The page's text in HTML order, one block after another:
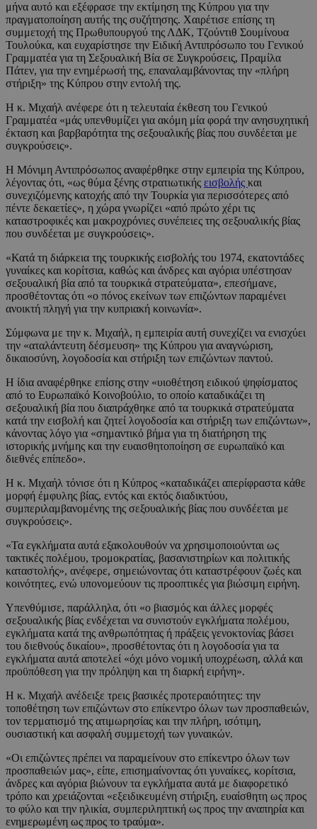
μήνα αυτό και εξέφρασε την εκτίμηση της Κύπρου για την
πραγματοποίηση αυτής της συζήτησης. Χαιρέτισε επίσης τη
συμμετοχή της Πρωθυπουργού της ΛΔΚ, Τζούντιθ Σουμίνουα
Τουλούκα, και ευχαρίστησε την Ειδική Αντιπρόσωπο του Γενικού
Γραμματέα για τη Σεξουαλική Βία σε Συγκρούσεις, Πραμίλα
Πάτεν, για την ενημέρωσή της, επαναλαμβάνοντας την «πλήρη
στήριξη» της Κύπρου στην εντολή της.
Η κ. Μιχαήλ ανέφερε ότι η τελευταία έκθεση του Γενικού
Γραμματέα «μάς υπενθυμίζει για ακόμη μία φορά την ανησυχητική
έκταση και βαρβαρότητα της σεξουαλικής βίας που συνδέεται με
συγκρούσεις».
Η Μόνιμη Αντιπρόσωπος αναφέρθηκε στην εμπειρία της Κύπρου,
λέγοντας ότι, «ως θύμα ξένης στρατιωτικής εισβολής και
συνεχιζόμενης κατοχής από την Τουρκία για περισσότερες από
πέντε δεκαετίες», η χώρα γνωρίζει «από πρώτο χέρι τις
καταστροφικές και μακροχρόνιες συνέπειες της σεξουαλικής βίας
που συνδέεται με συγκρούσεις».
«Κατά τη διάρκεια της τουρκικής εισβολής του 1974, εκατοντάδες
γυναίκες και κορίτσια, καθώς και άνδρες και αγόρια υπέστησαν
σεξουαλική βία από τα τουρκικά στρατεύματα», επεσήμανε,
προσθέτοντας ότι «ο πόνος εκείνων των επιζώντων παραμένει
ανοικτή πληγή για την κυπριακή κοινωνία».
Σύμφωνα με την κ. Μιχαήλ, η εμπειρία αυτή συνεχίζει να ενισχύει
την «αταλάντευτη δέσμευση» της Κύπρου για αναγνώριση,
δικαιοσύνη, λογοδοσία και στήριξη των επιζώντων παντού.
Η ίδια αναφέρθηκε επίσης στην «υιοθέτηση ειδικού ψηφίσματος
από το Ευρωπαϊκό Κοινοβούλιο, το οποίο καταδικάζει τη
σεξουαλική βία που διαπράχθηκε από τα τουρκικά στρατεύματα
κατά την εισβολή και ζητεί λογοδοσία και στήριξη των επιζώντων»,
κάνοντας λόγο για «σημαντικό βήμα για τη διατήρηση της
ιστορικής μνήμης και την ευαισθητοποίηση σε ευρωπαϊκό και
διεθνές επίπεδο».
Η κ. Μιχαήλ τόνισε ότι η Κύπρος «καταδικάζει απερίφραστα κάθε
μορφή έμφυλης βίας, εντός και εκτός διαδικτύου,
συμπεριλαμβανομένης της σεξουαλικής βίας που συνδέεται με
συγκρούσεις».
«Τα εγκλήματα αυτά εξακολουθούν να χρησιμοποιούνται ως
τακτικές πολέμου, τρομοκρατίας, βασανιστηρίων και πολιτικής
καταστολής», ανέφερε, σημειώνοντας ότι καταστρέφουν ζωές και
κοινότητες, ενώ υπονομεύουν τις προοπτικές για βιώσιμη ειρήνη.
Υπενθύμισε, παράλληλα, ότι «ο βιασμός και άλλες μορφές
σεξουαλικής βίας ενδέχεται να συνιστούν εγκλήματα πολέμου,
εγκλήματα κατά της ανθρωπότητας ή πράξεις γενοκτονίας βάσει
του διεθνούς δικαίου», προσθέτοντας ότι η λογοδοσία για τα
εγκλήματα αυτά αποτελεί «όχι μόνο νομική υποχρέωση, αλλά και
προϋπόθεση για την πρόληψη και τη διαρκή ειρήνη».
Η κ. Μιχαήλ ανέδειξε τρεις βασικές προτεραιότητες: την
τοποθέτηση των επιζώντων στο επίκεντρο όλων των προσπαθειών,
τον τερματισμό της ατιμωρησίας και την πλήρη, ισότιμη,
ουσιαστική και ασφαλή συμμετοχή των γυναικών.
«Οι επιζώντες πρέπει να παραμείνουν στο επίκεντρο όλων των
προσπαθειών μας», είπε, επισημαίνοντας ότι γυναίκες, κορίτσια,
άνδρες και αγόρια βιώνουν τα εγκλήματα αυτά με διαφορετικό
τρόπο και χρειάζονται «εξειδικευμένη στήριξη, ευαίσθητη ως προς
το φύλο και την ηλικία, συμπεριληπτική ως προς την αναπηρία και
ενημερωμένη ως προς το τραύμα».